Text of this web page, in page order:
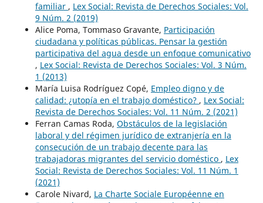
familiar , Lex Social: Revista de Derechos Sociales: Vol.
9 Núm. 2 (2019)
Alice Poma, Tommaso Gravante, Participación
ciudadana y políticas públicas. Pensar la gestión
participativa del agua desde un enfoque comunicativo
, Lex Social: Revista de Derechos Sociales: Vol. 3 Núm.
1 (2013)
María Luisa Rodríguez Copé, Empleo digno y de
calidad: ¿utopía en el trabajo doméstico? , Lex Social:
Revista de Derechos Sociales: Vol. 11 Núm. 2 (2021)
Ferran Camas Roda, Obstáculos de la legislación
laboral y del régimen jurídico de extranjería en la
consecución de un trabajo decente para las
trabajadoras migrantes del servicio doméstico , Lex
Social: Revista de Derechos Sociales: Vol. 11 Núm. 1
(2021)
Carole Nivard, La Charte Sociale Européenne en